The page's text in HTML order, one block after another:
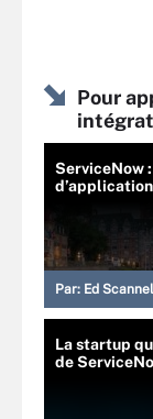
Pour
ServiceNow
Par: Ed
La startup
de